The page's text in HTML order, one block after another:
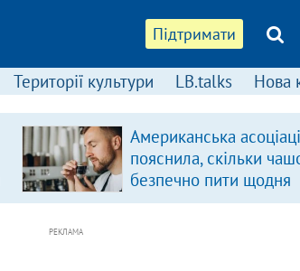
Підтримати
Території культури LB.talks Нова
Американська
пояснила, скільки
безпечно пити щодня
РЕКЛАМА